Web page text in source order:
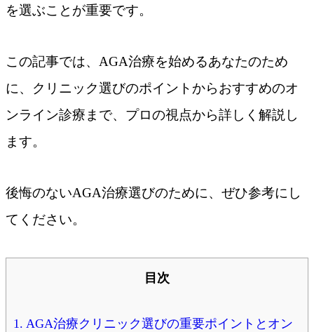
を選ぶことが重要です。
この記事では、AGA治療を始めるあなたのため
に、クリニック選びのポイントからおすすめのオ
ンライン診療まで、プロの視点から詳しく解説し
ます。
後悔のないAGA治療選びのために、ぜひ参考にし
てください。
目次
1. AGA治療クリニック選びの重要ポイントとオン